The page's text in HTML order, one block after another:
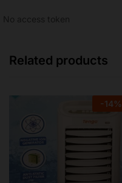
Related products
-14%